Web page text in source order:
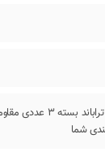
کش مینی لوپ
شما